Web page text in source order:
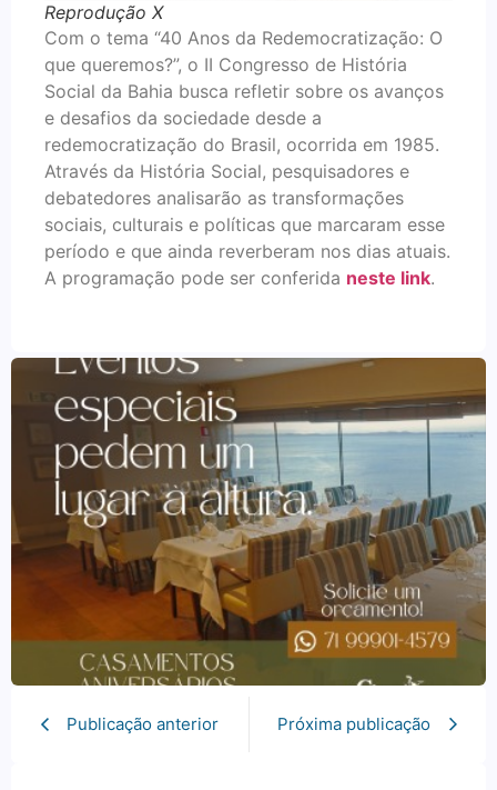
Reprodução X
Com o tema “40 Anos da Redemocratização: O
que queremos?”, o II Congresso de História
Social da Bahia busca refletir sobre os avanços
e desafios da sociedade desde a
redemocratização do Brasil, ocorrida em 1985.
Através da História Social, pesquisadores e
debatedores analisarão as transformações
sociais, culturais e políticas que marcaram esse
período e que ainda reverberam nos dias atuais.
A programação pode ser conferida neste link.
Publicação anterior Próxima publicação